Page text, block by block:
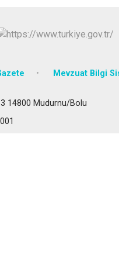
Seben
Mevzuat Bilgi
14800 Mudurnu/Bolu